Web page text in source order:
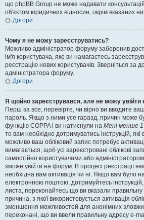
що phpBB Group не може надавати
об'єктом юридичних відносин, окрім вказаних
Догори
Чому я не можу зареєструватись?
Можливо адміністратор форуму заборонив
ім'я користувача, яке ви намагаєтесь
реєстрацію нових користувачів. Зверніться за
адміністратора форуму.
Догори
Я щойно зареєструвався, але не можу
Перш за все, перевірте, чи вірно ви вводите
пароль. Якщо з ними усе гаразд, причин може
функцію COPPA і ви натиснули на Мені менше
то вам необхідно дотримуватись інструкцій,
можливо ваш обліковий запис потребує
вимагається, щоб усі зареєстровані облікові
самостійно користувачами або
зможе увійти на форум. В процесі реєстрації
необхідна вам активація чи ні. Якщо вам було
електронною поштою, дотримуйтесь
листа, переконайтесь що ви вказали
причина, з якої використовується активація
зменшення можливостей для анонімних
переконані, що ви ввели правильну адресу e-